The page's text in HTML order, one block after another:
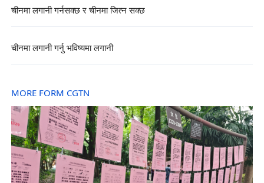
चीनमा लगानी गर्नसक्छ र चीनमा जित्न सक्छ
चीनमा लगानी गर्नु भविष्यमा लगानी
MORE FORM CGTN